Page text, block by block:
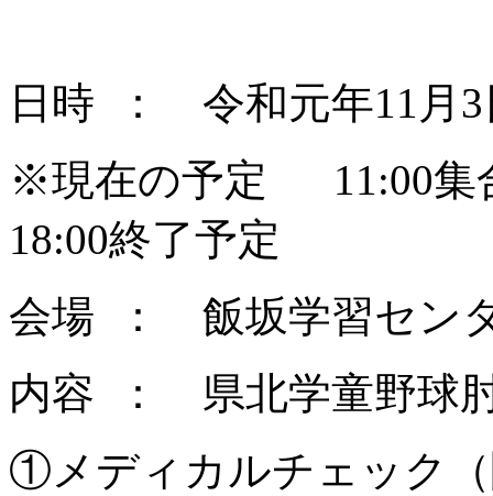
日時 ： 令和元年11月
※現在の予定
18:00終了予定
会場 ： 飯坂学習セン
内容 ： 県北学童野球
①メディカルチェック